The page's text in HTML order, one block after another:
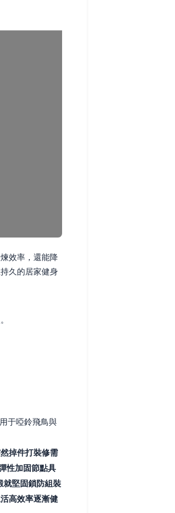
效率，還能降
久的居家健身
于啞鈴飛鳥與
掉件打裝修需
性加固節點具
堅固鎖防組裝
高效率逐漸健